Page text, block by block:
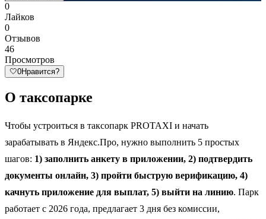
0
Лайков
0
Отзывов
46
Просмотров
🤍0Нравится?
О таксопарке
Чтобы устроиться в таксопарк PROTAXI и начать
зарабатывать в Яндекс.Про, нужно выполнить 5 простых
шагов: 1) заполнить анкету в приложении, 2) подтвердить
документы онлайн, 3) пройти быструю верификацию, 4)
качнуть приложение для выплат, 5) выйти на линию. Парк
работает с 2026 года, предлагает 3 дня без комиссии,